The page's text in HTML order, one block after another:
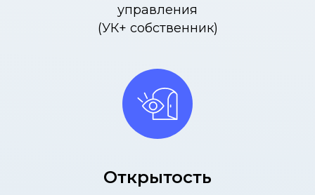
управления
(УК+ собственник)
Открытость